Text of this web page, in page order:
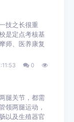
技之长很重
是定点考核基
师、医养康复
0
腿关节，都需
领两腿运动，
以及生殖器官